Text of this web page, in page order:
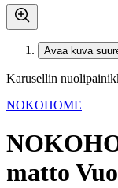
Avaa kuva
Karusellin
NOKOHOME
matto